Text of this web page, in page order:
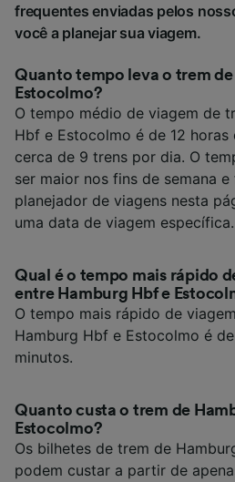
frequentes enviadas pelos
você a planejar sua viagem.
Quanto tempo leva o trem
Estocolmo?
O tempo médio de viagem de
Hbf e Estocolmo é de 12
cerca de 9 trens por dia. O
ser maior nos fins de semana
planejador de viagens nesta
uma data de viagem específica.
Qual é o tempo mais rápido
entre Hamburg Hbf e
O tempo mais rápido de
Hamburg Hbf e Estocolmo é
minutos.
Quanto custa o trem de
Estocolmo?
Os bilhetes de trem de
podem custar a partir de